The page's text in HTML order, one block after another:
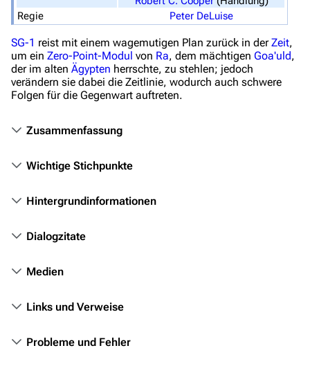
Stargate-Romane
Filme
Das Stargate-Universum
Personen
Objekte
Zeitleiste
Mitmachen
Hilfe
Regie
Peter DeLuise
SG-1 reist mit einem wagemutigen Plan zurück in derZeit,
um ein Zero-Point-Modul von Ra, dem mächtigen Goa'uld,
der im alten Ägypten herrschte, zu stehlen; jedoch
verändern sie dabei die Zeitlinie, wodurch auch schwere
Folgen für die Gegenwart auftreten.
Zusammenfassung
Wichtige Stichpunkte
Hintergrundinformationen
Dialogzitate
Medien
Links und Verweise
Probleme und Fehler